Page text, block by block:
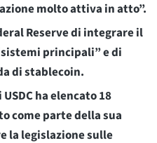
molto attiva in atto”.
Reserve di integrare il
principali” e di
di stablecoin.
ha elencato 18
come parte della sua
la legislazione sulle